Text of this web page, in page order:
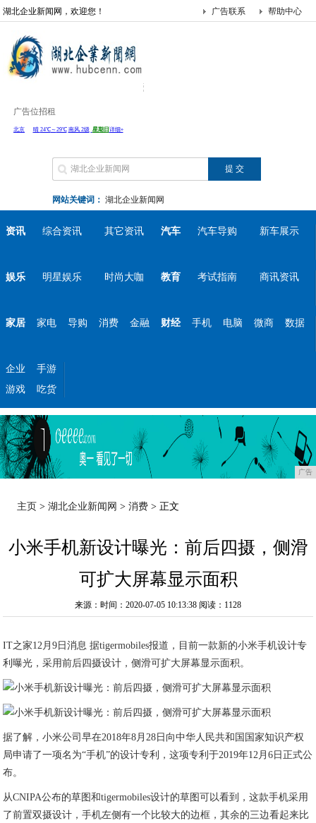
湖北企业新闻网，欢迎您！ 帮助中心
广告联系
广告位招租
网站关键词： 湖北企业新闻网
资讯 综合资讯 其它资讯 汽车 汽车导购 新车展示
娱乐 明星娱乐 时尚大咖 教育 考试指南 商讯资讯
家居 家电 导购 消费 金融 财经 手机 电脑 微商 数据
企业
手游
游戏
吃货
广告
主页 >湖北企业新闻网 >消费 > 正文
小米手机新设计曝光：前后四摄，侧滑
可扩大屏幕显示面积
来源：时间：2020-07-05 10:13:38 阅读：1128
IT之家12月9日消息 据tigermobiles报道，目前一款新的小米手机设计专
利曝光，采用前后四摄设计，侧滑可扩大屏幕显示面积。
据了解，小米公司早在2018年8月28日向中华人民共和国国家知识产权
局申请了一项名为“手机”的设计专利，这项专利于2019年12月6日正式公
布。
从CNIPA公布的草图和tigermobiles设计的草图可以看到，这款手机采用
了前置双摄设计，手机左侧有一个比较大的边框，其余的三边看起来比